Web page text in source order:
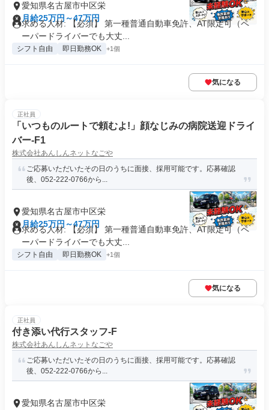
愛知県名古屋市中区栄
月給25万円～47万円
求める人材: 【必須】 第一種普通自動車免許、AT限定可（ペ
ーパードライバーでも大丈...
シフト自由 即日勤務OK +1個
気になる
正社員
「いつものルートで頼むよ!」顔なじみの病院送迎ドライ
バー-F1
株式会社あんしんネットなごや
ご応募いただいたその日のうちに面接、採用可能です。応募確認
後、052-222-0766から...
愛知県名古屋市中区栄
月給25万円～47万円
求める人材: 【必須】 第一種普通自動車免許、AT限定可（ペ
ーパードライバーでも大丈...
シフト自由 即日勤務OK +1個
気になる
正社員
付き添い代行スタッフ-F
株式会社あんしんネットなごや
ご応募いただいたその日のうちに面接、採用可能です。応募確認
後、052-222-0766から...
愛知県名古屋市中区栄